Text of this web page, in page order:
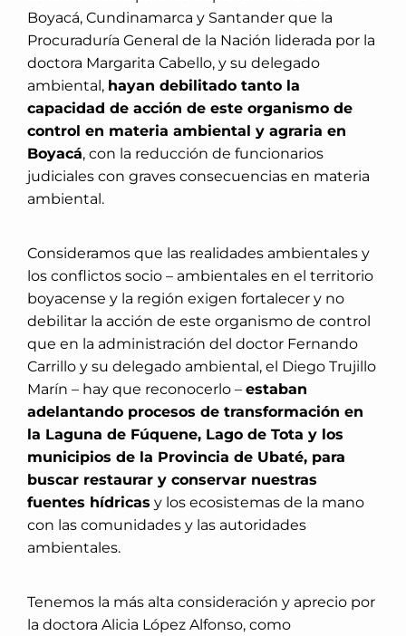
Boyacá, Cundinamarca y Santander que la
Procuraduría General de la Nación liderada por la
doctora Margarita Cabello, y su delegado
ambiental, hayan debilitado tanto la
capacidad de acción de este organismo de
control en materia ambiental y agraria en
Boyacá, con la reducción de funcionarios
judiciales con graves consecuencias en materia
ambiental.
Consideramos que las realidades ambientales y
los conflictos socio – ambientales en el territorio
boyacense y la región exigen fortalecer y no
debilitar la acción de este organismo de control
que en la administración del doctor Fernando
Carrillo y su delegado ambiental, el Diego Trujillo
Marín – hay que reconocerlo – estaban
adelantando procesos de transformación en
la Laguna de Fúquene, Lago de Tota y los
municipios de la Provincia de Ubaté, para
buscar restaurar y conservar nuestras
fuentes hídricas y los ecosistemas de la mano
con las comunidades y las autoridades
ambientales.
Tenemos la más alta consideración y aprecio por
la doctora Alicia López Alfonso, como